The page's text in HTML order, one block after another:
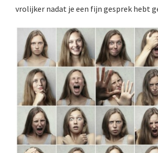
vrolijker nadat je een fijn gesprek hebt